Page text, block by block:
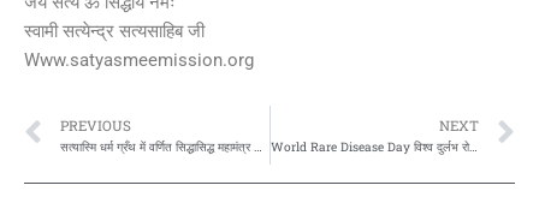
स्वामी सत्येन्द्र सत्यसाहिब जी
Www.satyasmeemission.org
Prev
PREVIOUS
सत्यास्मि धर्म ग्रँथ में वर्णित सिद्धासिद्ध महामंत्र सत्य ॐ सिद्धायै नमः ईं फट स्वाहा ओर सिद्धासिद्ध कुंडलिनी योग का अर्थ और इसकी व्याख्या करती ज्ञान ओर कविता
NEXT
World Rare Disease Day विश्व दुर्लभ रोग दिवस 28 फरवरी पर ज्ञान ओर कविता